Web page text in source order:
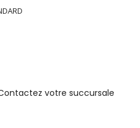
votre succursale